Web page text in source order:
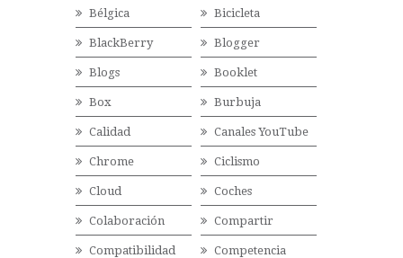
Bélgica Bicicleta
BlackBerry Blogger
Blogs Booklet
Box Burbuja
Calidad Canales YouTube
Chrome Ciclismo
Cloud Coches
Colaboración Compartir
Compatibilidad Competencia